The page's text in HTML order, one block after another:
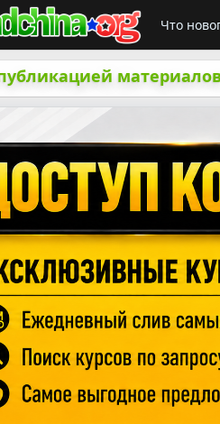
Что